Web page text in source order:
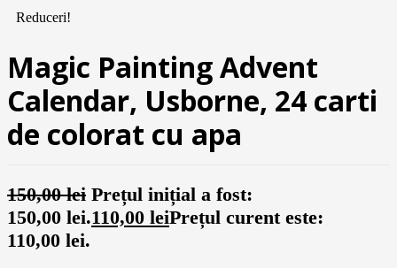
Reduceri!
Magic Painting Advent
Calendar, Usborne, 24 carti
de colorat cu apa
150,00lei Prețul inițial a fost:
150,00 lei.110,00 leiPrețul curent este:
110,00 lei.